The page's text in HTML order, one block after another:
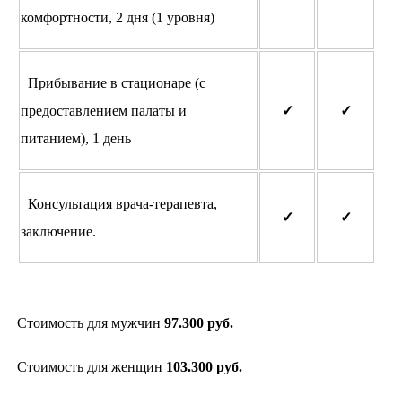
комфортности, 2 дня (1 уровня)
Прибывание в стационаре (с
предоставлением палаты и
питанием), 1 день
✓ ✓
Консультация врача-терапевта,
заключение.
✓ ✓
Стоимость для мужчин 97.300 руб.
Стоимость для женщин 103.300 руб.